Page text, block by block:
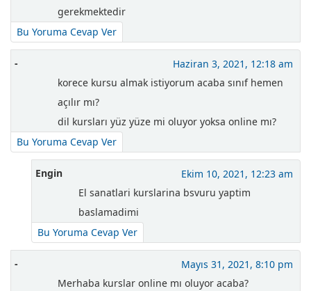
gerekmektedir
Bu Yoruma Cevap Ver
-
Haziran 3, 2021, 12:18 am
korece kursu almak istiyorum acaba sınıf hemen
açılır mı?
dil kursları yüz yüze mi oluyor yoksa online mı?
Bu Yoruma Cevap Ver
Engin
Ekim 10, 2021, 12:23 am
El sanatlari kurslarina bsvuru yaptim
baslamadimi
Bu Yoruma Cevap Ver
-
Mayıs 31, 2021, 8:10 pm
Merhaba kurslar online mı oluyor acaba?